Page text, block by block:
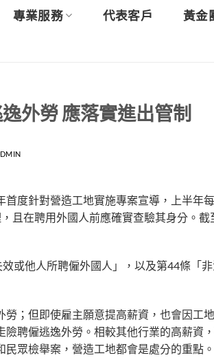
專業服務 代表客戶 黃金
外勞 應落實進出管制
度針對營造工地實施專案宣導，上半年
且在聘用外國人前應確實查驗其身分。截
或他人所聘僱外國人」，以及第44條「
；但即使雇主願意提高薪資，也會因工
聘僱逃逸外勞。相較其他行業的高薪資
眾檢舉案，營造工地都會是處分的重點。